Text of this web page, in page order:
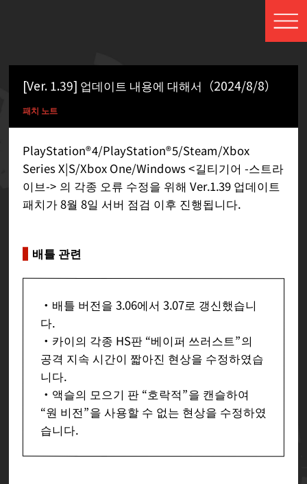
[Ver. 1.39] 업데이트 내용에 대해서（2024/8/8）
패치 노트
PlayStation®4/PlayStation®5/Steam/Xbox
Series X|S/Xbox One/Windows <길티기어 -스트라
이브-> 의 각종 오류 수정을 위해 Ver.1.39 업데이트
패치가 8월 8일 서버 점검 이후 진행됩니다.
배틀 관련
・배틀 버전을 3.06에서 3.07로 갱신했습니
다.
・카이의 각종 HS판 “베이퍼 쓰러스트”의
공격 지속 시간이 짧아진 현상을 수정하였습
니다.
・액슬의 모으기 판 “호락적”을 캔슬하여
“원 비전”을 사용할 수 없는 현상을 수정하였
습니다.